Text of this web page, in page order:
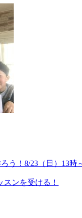
う！8/23（日）13時
ンを受ける！